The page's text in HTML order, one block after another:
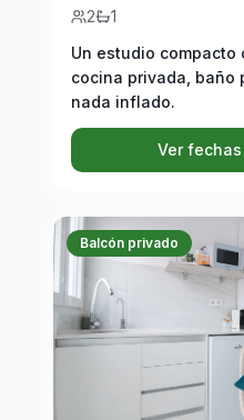
2
1
Un estudio compacto
cocina privada, baño
nada inflado.
Ver
Balcón privado